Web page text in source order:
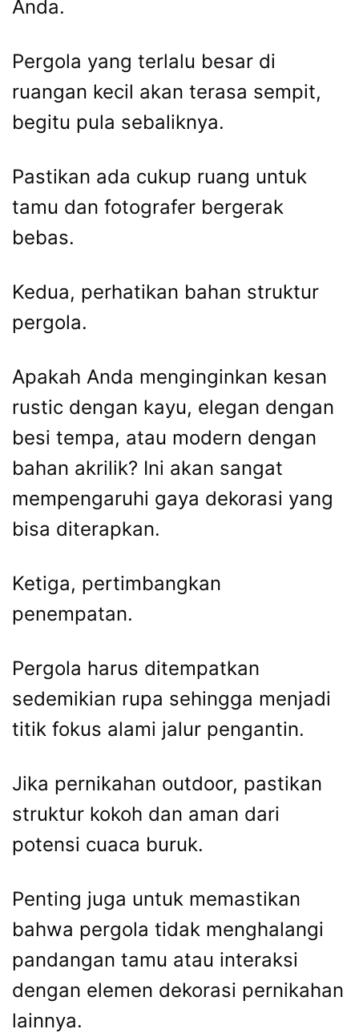
Anda.
Pergola yang terlalu besar di
ruangan kecil akan terasa sempit,
begitu pula sebaliknya.
Pastikan ada cukup ruang untuk
tamu dan fotografer bergerak
bebas.
Kedua, perhatikan bahan struktur
pergola.
Apakah Anda menginginkan kesan
rustic dengan kayu, elegan dengan
besi tempa, atau modern dengan
bahan akrilik? Ini akan sangat
mempengaruhi gaya dekorasi yang
bisa diterapkan.
Ketiga, pertimbangkan
penempatan.
Pergola harus ditempatkan
sedemikian rupa sehingga menjadi
titik fokus alami jalur pengantin.
Jika pernikahan outdoor, pastikan
struktur kokoh dan aman dari
potensi cuaca buruk.
Penting juga untuk memastikan
bahwa pergola tidak menghalangi
pandangan tamu atau interaksi
dengan elemen dekorasi pernikahan
lainnya.